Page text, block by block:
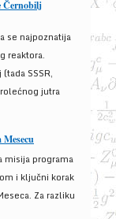
Černobilj
se najpoznatija
reaktora.
SSSR,
jutra
misija programa
i ključni korak
Za razliku